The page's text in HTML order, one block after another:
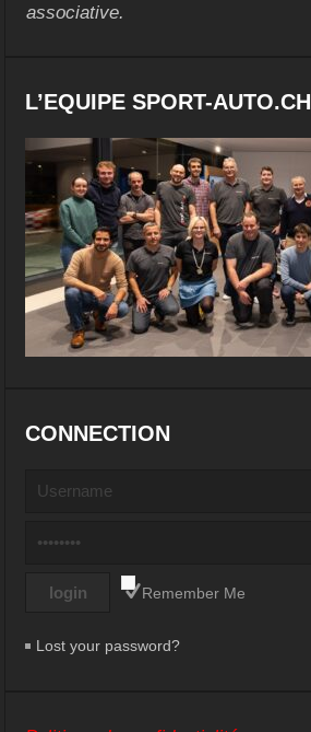
associative.
L’EQUIPE SPORT-AUTO.CH
CONNECTION
Remember Me
Lost your password?